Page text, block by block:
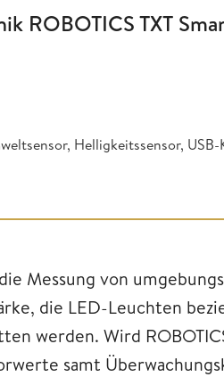
ROBOTICS TXT
Helligkeitssensor,
Messung von
die LED-Leuchten
werden. Wird
samt